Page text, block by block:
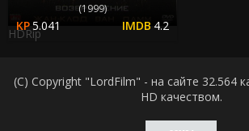
(1999)
5.041 4.2
HDRip
(C) Copyright "LordFilm" - на сайте 32.564
HD качеством.